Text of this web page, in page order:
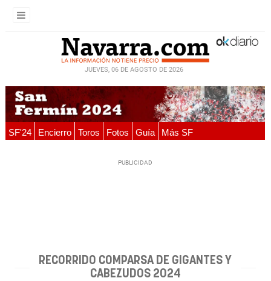
JUEVES, 06 DE AGOSTO DE 2026
SF'24 Encierro Toros Fotos Guía Más SF
RECORRIDO COMPARSA DE GIGANTES Y
CABEZUDOS 2024